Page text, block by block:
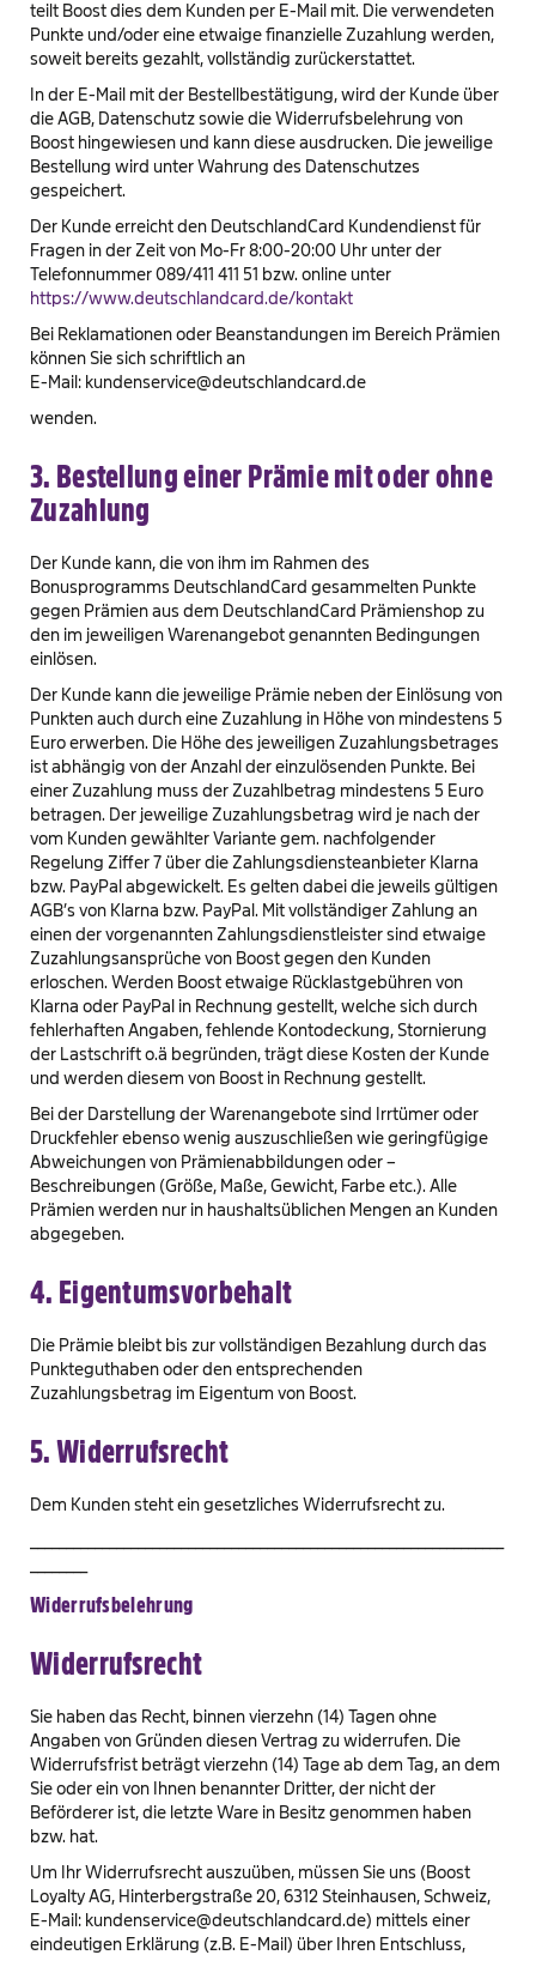
teilt Boost dies dem Kunden per E-Mail mit. Die verwendeten
Punkte und/oder eine etwaige finanzielle Zuzahlung werden,
soweit bereits gezahlt, vollständig zurückerstattet.
In der E-Mail mit der Bestellbestätigung, wird der Kunde über
die AGB, Datenschutz sowie die Widerrufsbelehrung von
Boost hingewiesen und kann diese ausdrucken. Die jeweilige
Bestellung wird unter Wahrung des Datenschutzes
gespeichert.
Der Kunde erreicht den DeutschlandCard Kundendienst für
Fragen in der Zeit von Mo-Fr 8:00-20:00 Uhr unter der
Telefonnummer 089/411 411 51 bzw. online unter
https://www.deutschlandcard.de/kontakt
Bei Reklamationen oder Beanstandungen im Bereich Prämien
können Sie sich schriftlich an
E-Mail: kundenservice@deutschlandcard.de
wenden.
3. Bestellung einer Prämie mit oder ohne
Zuzahlung
Der Kunde kann, die von ihm im Rahmen des
Bonusprogramms DeutschlandCard gesammelten Punkte
gegen Prämien aus dem DeutschlandCard Prämienshop zu
den im jeweiligen Warenangebot genannten Bedingungen
einlösen.
Der Kunde kann die jeweilige Prämie neben der Einlösung von
Punkten auch durch eine Zuzahlung in Höhe von mindestens 5
Euro erwerben. Die Höhe des jeweiligen Zuzahlungsbetrages
ist abhängig von der Anzahl der einzulösenden Punkte. Bei
einer Zuzahlung muss der Zuzahlbetrag mindestens 5 Euro
betragen. Der jeweilige Zuzahlungsbetrag wird je nach der
vom Kunden gewählter Variante gem. nachfolgender
Regelung Ziffer 7 über die Zahlungsdiensteanbieter Klarna
bzw. PayPal abgewickelt. Es gelten dabei die jeweils gültigen
AGB’s von Klarna bzw. PayPal. Mit vollständiger Zahlung an
einen der vorgenannten Zahlungsdienstleister sind etwaige
Zuzahlungsansprüche von Boost gegen den Kunden
erloschen. Werden Boost etwaige Rücklastgebühren von
Klarna oder PayPal in Rechnung gestellt, welche sich durch
fehlerhaften Angaben, fehlende Kontodeckung, Stornierung
der Lastschrift o.ä begründen, trägt diese Kosten der Kunde
und werden diesem von Boost in Rechnung gestellt.
Bei der Darstellung der Warenangebote sind Irrtümer oder
Druckfehler ebenso wenig auszuschließen wie geringfügige
Abweichungen von Prämienabbildungen oder –
Beschreibungen (Größe, Maße, Gewicht, Farbe etc.). Alle
Prämien werden nur in haushaltsüblichen Mengen an Kunden
abgegeben.
4. Eigentumsvorbehalt
Die Prämie bleibt bis zur vollständigen Bezahlung durch das
Punkteguthaben oder den entsprechenden
Zuzahlungsbetrag im Eigentum von Boost.
5. Widerrufsrecht
Dem Kunden steht ein gesetzliches Widerrufsrecht zu.
Widerrufsbelehrung
Widerrufsrecht
Sie haben das Recht, binnen vierzehn (14) Tagen ohne
Angaben von Gründen diesen Vertrag zu widerrufen. Die
Widerrufsfrist beträgt vierzehn (14) Tage ab dem Tag, an dem
Sie oder ein von Ihnen benannter Dritter, der nicht der
Beförderer ist, die letzte Ware in Besitz genommen haben
bzw. hat.
Um Ihr Widerrufsrecht auszuüben, müssen Sie uns (Boost
Loyalty AG, Hinterbergstraße 20, 6312 Steinhausen, Schweiz,
E-Mail: kundenservice@deutschlandcard.de) mittels einer
eindeutigen Erklärung (z.B. E-Mail) über Ihren Entschluss,